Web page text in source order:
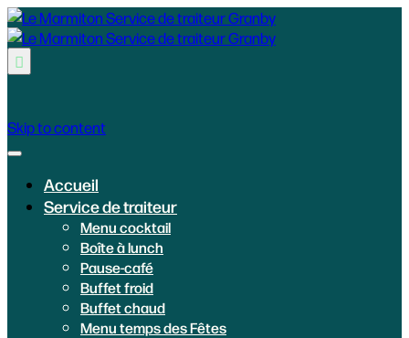

Skip to content
Accueil
Service de traiteur
Menu cocktail
Boîte à lunch
Pause-café
Buffet froid
Buffet chaud
Menu temps des Fêtes